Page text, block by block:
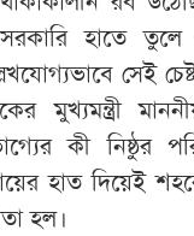
হাতে
সেই
মুখ্যমন্ত্রী
কী নিষ্ঠুর
হাত দিয়েই
হল।